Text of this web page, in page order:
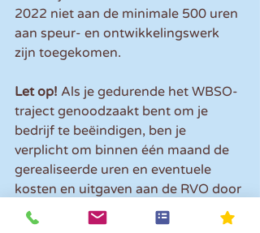
2022 niet aan de minimale 500 uren
aan speur- en ontwikkelingswerk
zijn toegekomen.
Let op! Als je gedurende het WBSO-
traject genoodzaakt bent om je
bedrijf te beëindigen, ben je
verplicht om binnen één maand de
gerealiseerde uren en eventuele
kosten en uitgaven aan de RVO door
te geven.